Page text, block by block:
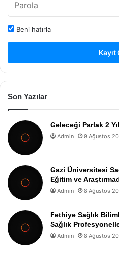
Beni hatırla
Kayıt
Son Yazılar
Geleceği Parlak 2
Admin 9 Ağustos
Gazi Üniversitesi
Eğitim ve
Admin 8 Ağustos
Fethiye Sağlık
Sağlık
Admin 8 Ağustos